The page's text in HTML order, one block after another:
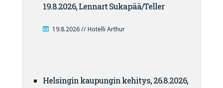
19.8.2026, Lennart Sukapää/Teller
19.8.2026 // Hotelli Arthur
Helsingin kaupungin kehitys, 26.8.2026,